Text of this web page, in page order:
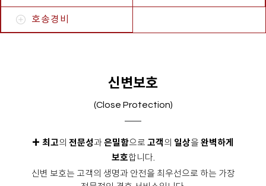
호송경비
신변보호
(Close Protection)
+ 최고의 전문성과 은밀함으로 고객 의 일상을 완벽하게
보호합니다.
신변 보호는 고객의 생명과 안전을 최우선으로 하는 가장